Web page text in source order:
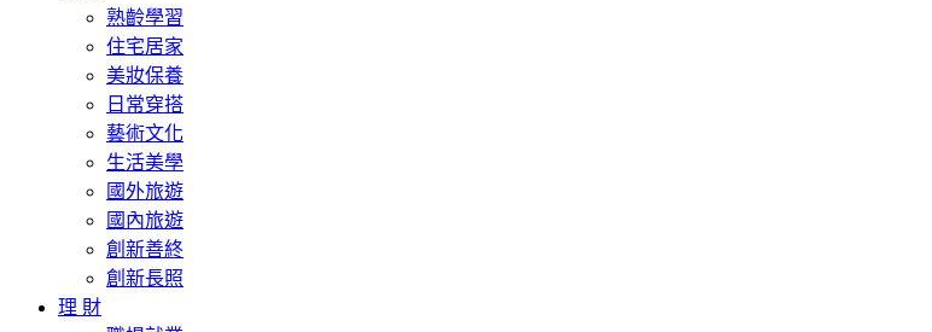
熟齡學習
住宅居家
美妝保養
日常穿搭
藝術文化
生活美學
國外旅遊
國內旅遊
創新善終
創新長照
理 財